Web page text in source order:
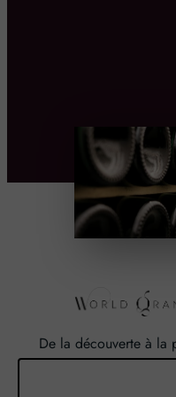
De la découverte à la
qu’un pas. Un pas